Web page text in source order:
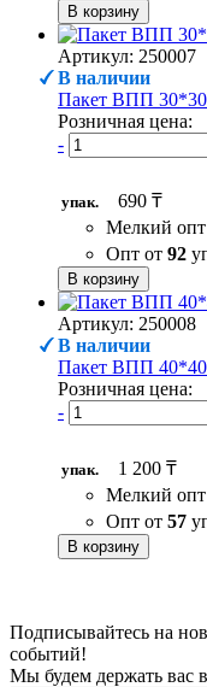
В корзину
Артикул: 250007
В наличии
Пакет ВПП
Розничная цена:
-
упак.
690 ₸
Мелкий опт
Опт от 92
В корзину
Артикул: 250008
В наличии
Пакет ВПП
Розничная цена:
-
упак.
1 200 ₸
Мелкий опт
Опт от 57
В корзину
Подписывайтесь на
событий!
Мы будем держать вас